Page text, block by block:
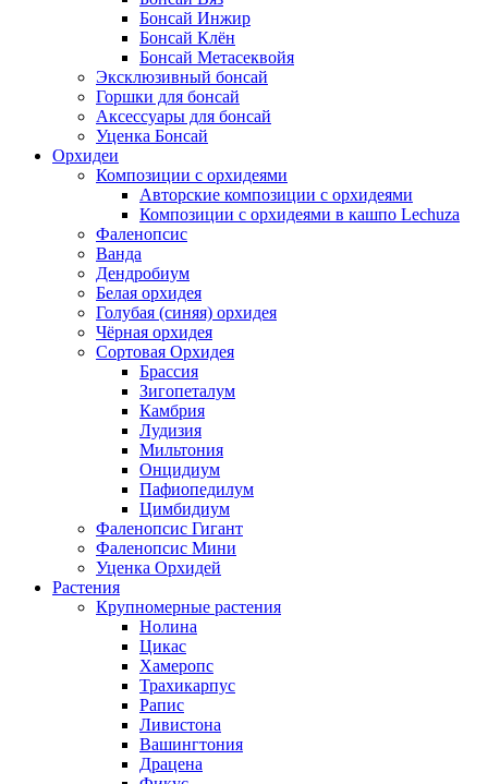
Бонсай Инжир
Бонсай Клён
Бонсай Метасеквойя
Эксклюзивный бонсай
Горшки для бонсай
Аксессуары для бонсай
Уценка Бонсай
Орхидеи
Композиции с орхидеями
Авторские композиции с орхидеями
Композиции с орхидеями в кашпо Lechuza
Фаленопсис
Ванда
Дендробиум
Белая орхидея
Голубая (синяя) орхидея
Чёрная орхидея
Сортовая Орхидея
Брассия
Зигопеталум
Камбрия
Лудизия
Мильтония
Онцидиум
Пафиопедилум
Цимбидиум
Фаленопсис Гигант
Фаленопсис Мини
Уценка Орхидей
Растения
Крупномерные растения
Нолина
Цикас
Хамеропс
Трахикарпус
Рапис
Ливистона
Вашингтония
Драцена